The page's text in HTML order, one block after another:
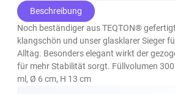
Beschreibung
Noch beständiger aus TEQTON®
klangschön und unser glasklarer Sieger
Alltag. Besonders elegant wirkt der
für mehr Stabilität sorgt. Füllvolumen
ml, Ø 6 cm, H 13 cm